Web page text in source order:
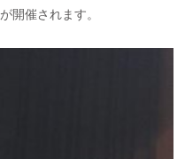
開催されます。